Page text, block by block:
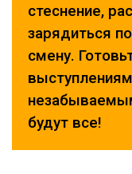
стеснение,
зарядиться
смену.
будут все!